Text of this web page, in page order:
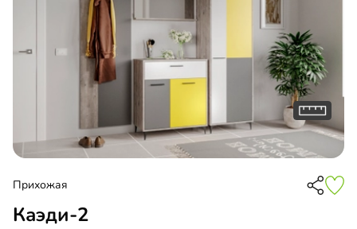
Прихожая
Каэди-2